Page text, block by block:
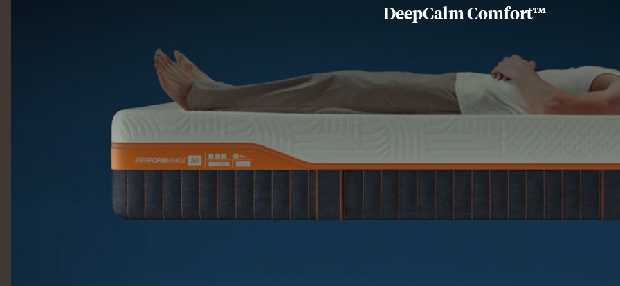
DeepCalm Comfort™